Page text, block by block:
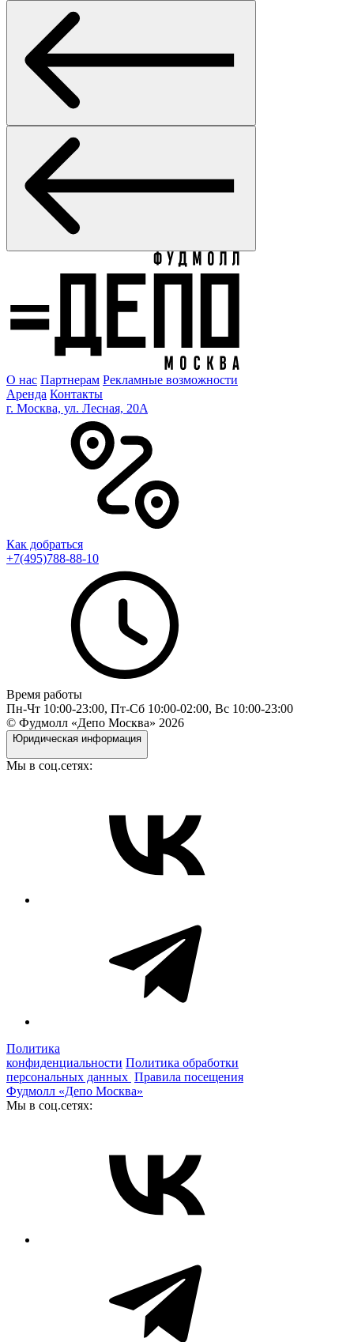
О нас Партнерам Рекламные возможности
Аренда Контакты
г. Москва, ул. Лесная, 20A
Как добраться
+7(495)788-88-10
Время работы
Пн-Чт 10:00-23:00, Пт-Сб 10:00-02:00, Вс 10:00-23:00
© Фудмолл «Депо Москва» 2026
Юридическая информация
Мы в соц.сетях:
Политика
конфиденциальности Политика обработки
персональных данных Правила посещения
Фудмолл «Депо Москва»
Мы в соц.сетях: